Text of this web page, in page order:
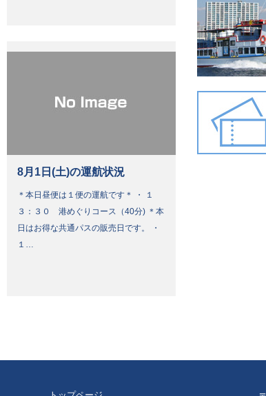
8月1日(土)の運航状況
＊本日昼便は１便の運航です＊ ・ １
３：３０ 港めぐりコース（40分) ＊本
日はお得な共通パスの販売日です。 ・
１…